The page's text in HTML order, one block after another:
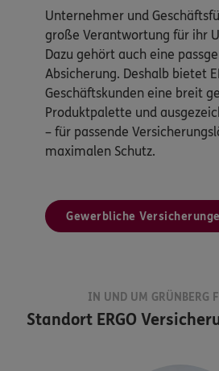
Unternehmer und
große Verantwortung für ihr
Dazu gehört auch eine
Absicherung. Deshalb bietet
Geschäftskunden eine breit
Produktpalette und
– für passende
maximalen Schutz.
Gewerbliche
IN UND UM GRÜNBERG
Standort ERGO